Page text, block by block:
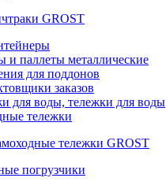
GROST
и паллеты металлические
для поддонов
заказов
для воды, тележки для воды
тележки
тележки GROST
погрузчики